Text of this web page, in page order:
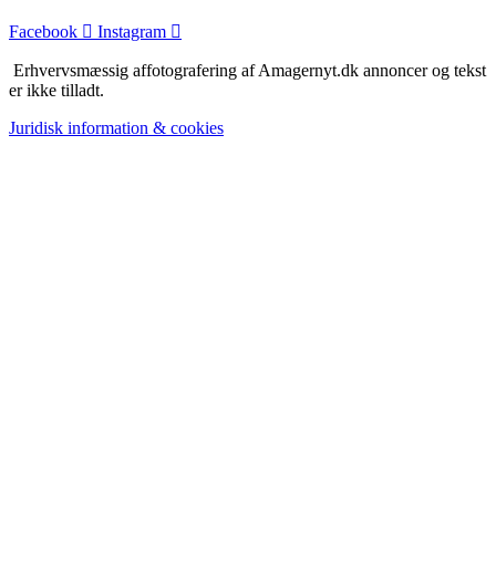
Facebook Instagram
Erhvervsmæssig affotografering af Amagernyt.dk annoncer og tekst
er ikke tilladt.
Juridisk information & cookies